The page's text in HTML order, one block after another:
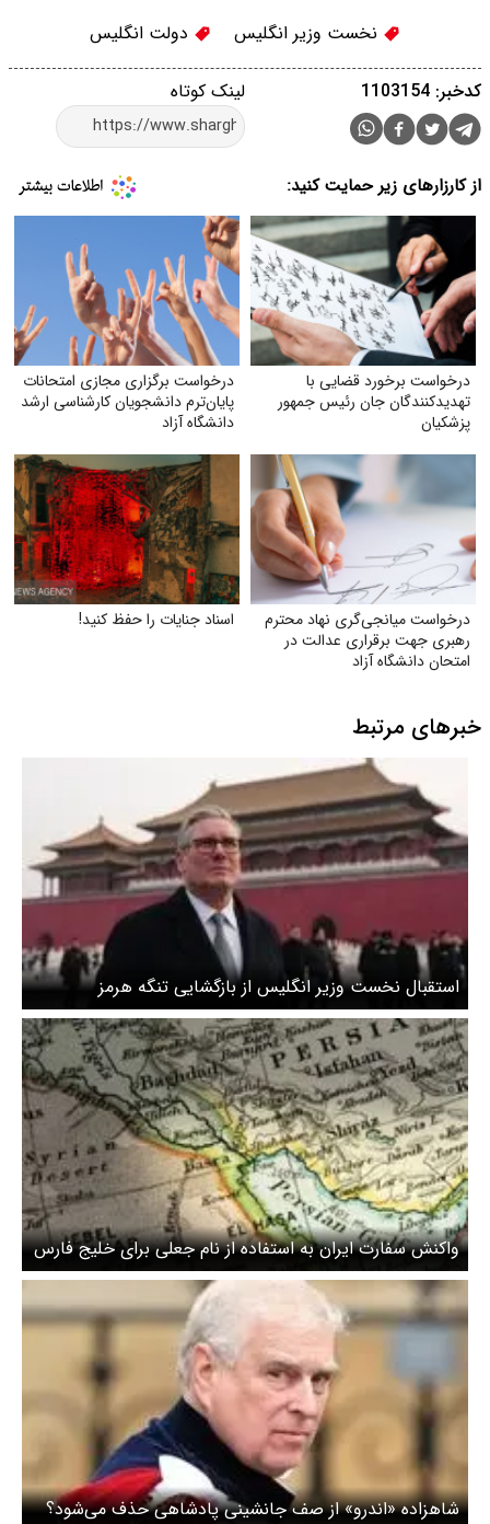
نخست وزیر انگلیس دولت انگلیس
لینک کوتاه کدخبر: 1103154
از کارزارهای زیر حمایت کنید:
درخواست برخورد قضایی با
تهدید‌کنندگان جان رئیس جمهور
پزشکیان
درخواست برگزاری مجازی امتحانات
پایان‌ترم دانشجویان کارشناسی ارشد
دانشگاه آزاد
درخواست میانجی‌گری نهاد محترم
رهبری جهت برقراری عدالت در
امتحان دانشگاه آزاد
اسناد جنایات را حفظ کنید!
خبرهای مرتبط
استقبال نخست وزیر انگلیس از بازگشایی تنگه هرمز
واکنش سفارت ایران به استفاده از نام جعلی برای خلیج فارس
از سوی دولت انگلیس
شاهزاده «اندرو» از صف جانشینی پادشاهی حذف می‌شود؟